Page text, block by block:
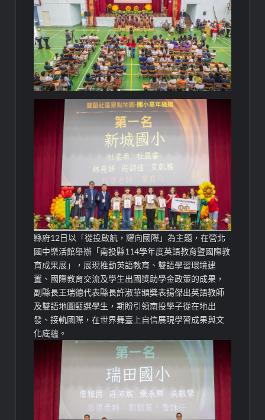
縣府12日以「從投啟航，耀向國際」為主題，在營北
國中樂活館舉辦「南投縣114學年度英語教育暨國際教
育成果展」，展現推動英語教育、雙語學習環境建
置、國際教育交流及學生出國獎助學金政策的成果，
副縣長王瑞德代表縣長許淑華頒獎表揚傑出英語教師
及雙語地圖甄選學生，期盼引領南投學子從在地出
發、接軌國際，在世界舞臺上自信展現學習成果與文
化底蘊。